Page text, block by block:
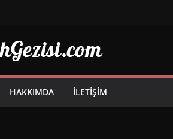
HAKKIMDA İLETIŞIM